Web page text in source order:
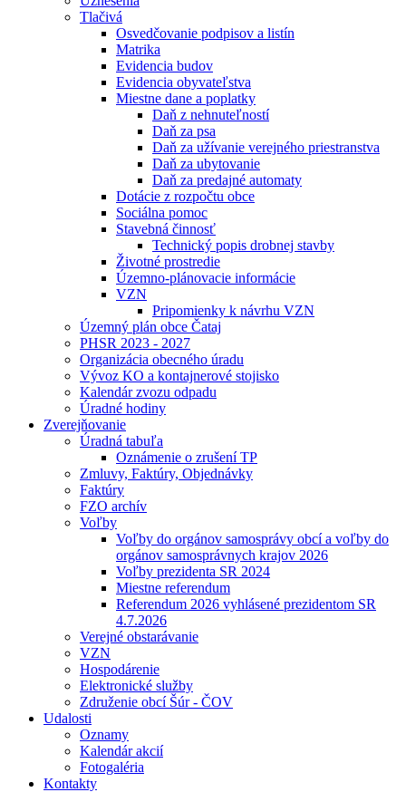
Tlačivá
Osvedčovanie podpisov a listín
Matrika
Evidencia budov
Evidencia obyvateľstva
Miestne dane a poplatky
Daň z nehnuteľností
Daň za psa
Daň za užívanie verejného priestranstva
Daň za ubytovanie
Daň za predajné automaty
Dotácie z rozpočtu obce
Sociálna pomoc
Stavebná činnosť
Technický popis drobnej stavby
Životné prostredie
Územno-plánovacie informácie
VZN
Pripomienky k návrhu VZN
Územný plán obce Čataj
PHSR 2023 - 2027
Organizácia obecného úradu
Vývoz KO a kontajnerové stojisko
Kalendár zvozu odpadu
Úradné hodiny
Zverejňovanie
Úradná tabuľa
Oznámenie o zrušení TP
Zmluvy, Faktúry, Objednávky
Faktúry
FZO archív
Voľby
Voľby do orgánov samosprávy obcí a voľby do
orgánov samosprávnych krajov 2026
Voľby prezidenta SR 2024
Miestne referendum
Referendum 2026 vyhlásené prezidentom SR
4.7.2026
Verejné obstarávanie
VZN
Hospodárenie
Elektronické služby
Združenie obcí Šúr - ČOV
Udalosti
Oznamy
Kalendár akcií
Fotogaléria
Kontakty